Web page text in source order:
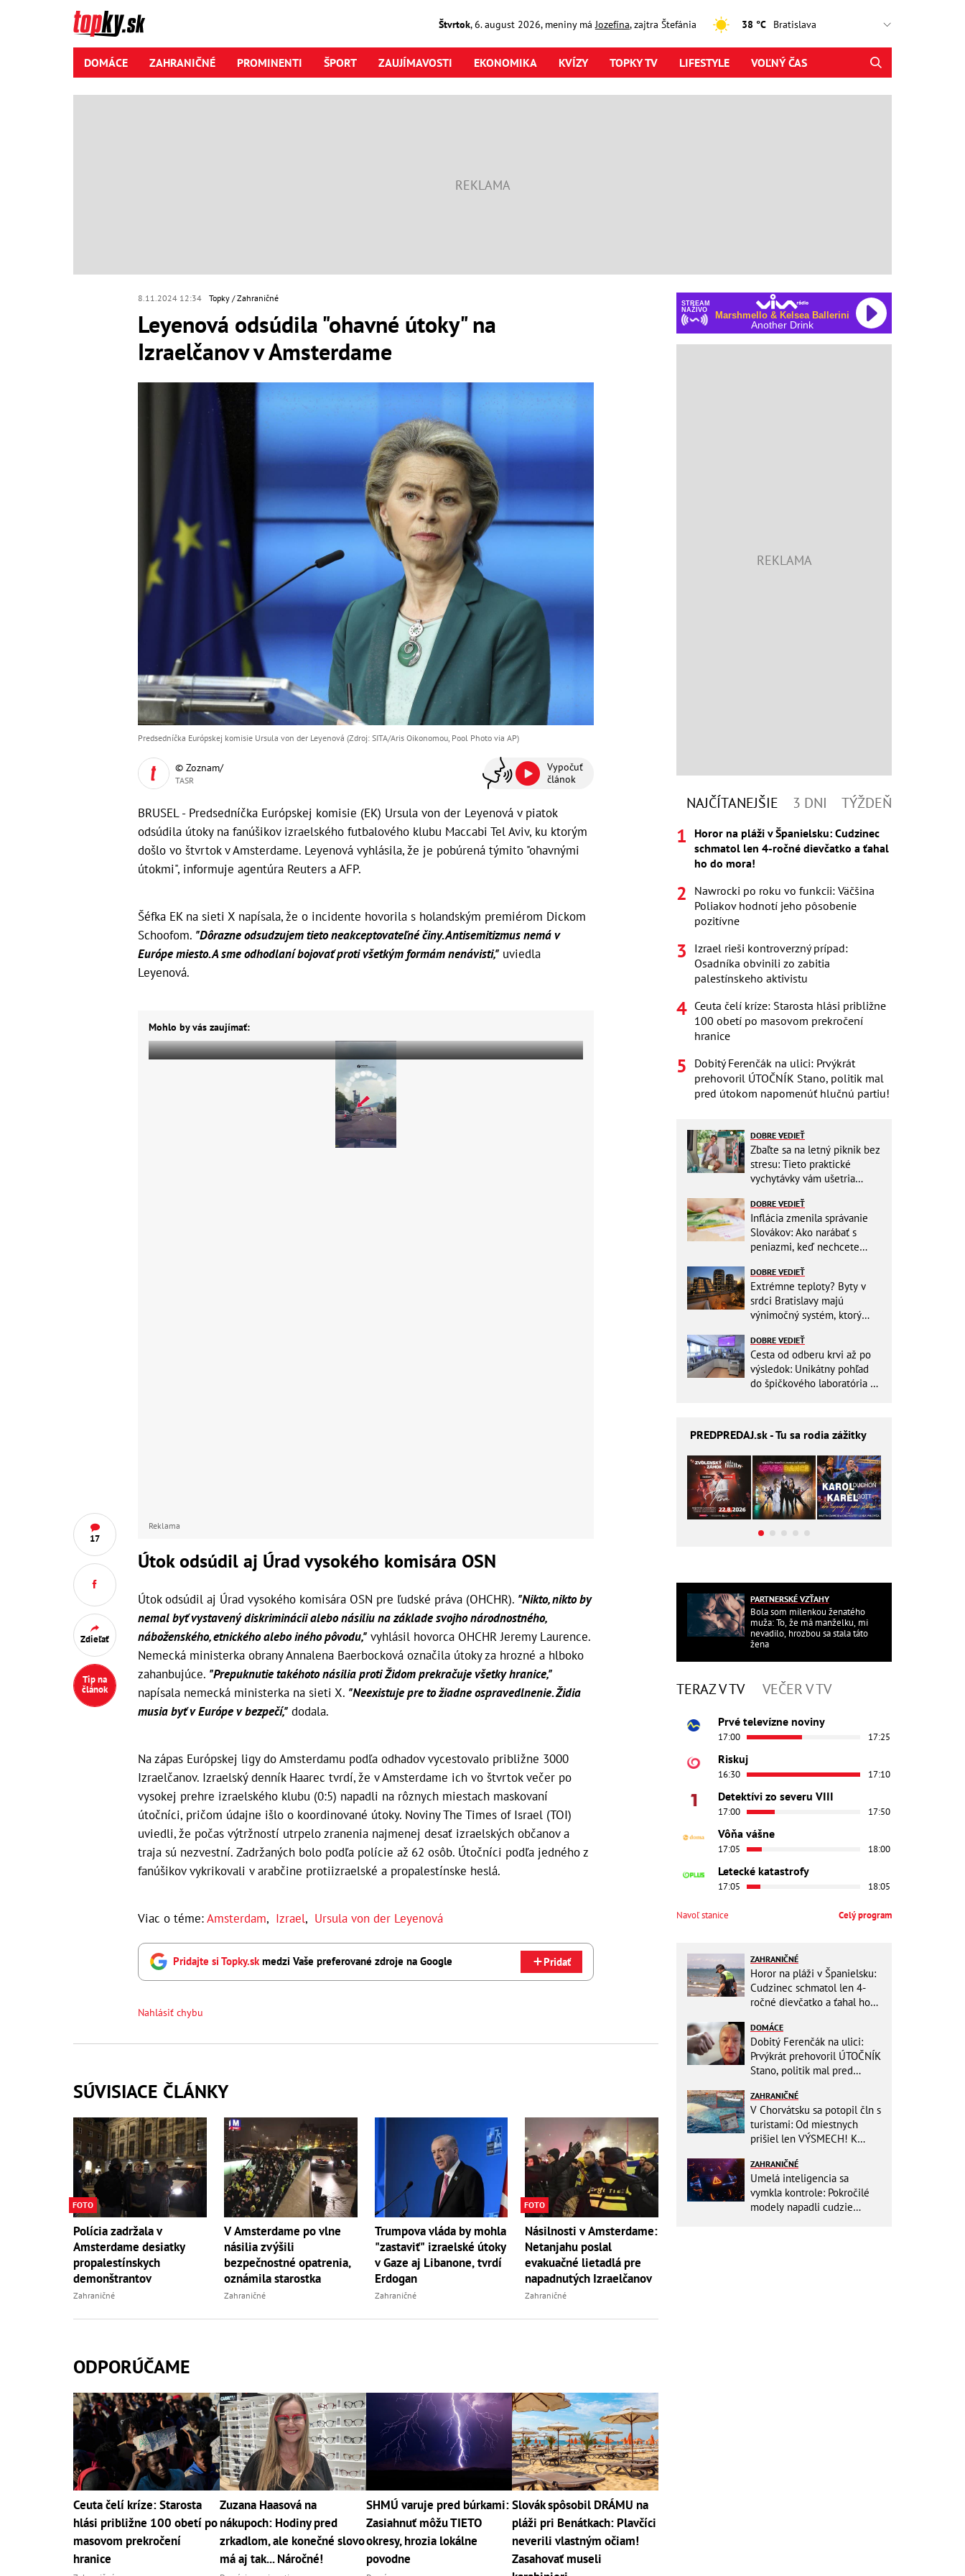
Štvrtok,6. august2026, meniny má Jozefína, zajtra Štefánia 38 °C
DOMÁCE ZAHRANIČNÉ PROMINENTI ŠPORT ZAUJÍMAVOSTI EKONOMIKA KVÍZY TOPKY TV LIFESTYLE VOĽNÝ ČAS
8.11.2024 12:34 Topky Zahraničné
Leyenová odsúdila "ohavné útoky" na
Izraelčanov v Amsterdame
17
Zdieľať
Tip na
článok
Predsedníčka Európskej komisie Ursula von der Leyenová (Zdroj: SITA/Aris Oikonomou, Pool Photo via AP)
© Zoznam/
TASR
Vypočuť
článok
BRUSEL - Predsedníčka Európskej komisie (EK) Ursula von der Leyenová v piatok
odsúdila útoky na fanúšikov izraelského futbalového klubu Maccabi Tel Aviv, ku ktorým
došlo vo štvrtok v Amsterdame. Leyenová vyhlásila, že je pobúrená týmito "ohavnými
útokmi", informuje agentúra Reuters a AFP.
Šéfka EK na sieti X napísala, že o incidente hovorila s holandským premiérom Dickom
Schoofom. "Dôrazne odsudzujem tieto neakceptovateľné činy. Antisemitizmus nemá v
Európe miesto. A sme odhodlaní bojovať proti všetkým formám nenávisti," uviedla
Leyenová.
Mohlo by vás zaujímať:
Reklama
Útok odsúdil aj Úrad vysokého komisára OSN
Útok odsúdil aj Úrad vysokého komisára OSN pre ľudské práva (OHCHR). "Nikto, nikto by
nemal byť vystavený diskriminácii alebo násiliu na základe svojho národnostného,
náboženského, etnického alebo iného pôvodu," vyhlásil hovorca OHCHR Jeremy Laurence.
Nemecká ministerka obrany Annalena Baerbocková označila útoky za hrozné a hlboko
zahanbujúce. "Prepuknutie takéhoto násilia proti Židom prekračuje všetky hranice,"
napísala nemecká ministerka na sieti X. "Neexistuje pre to žiadne ospravedlnenie. Židia
musia byť v Európe v bezpečí," dodala.
Na zápas Európskej ligy do Amsterdamu podľa odhadov vycestovalo približne 3000
Izraelčanov. Izraelský denník Haarec tvrdí, že v Amsterdame ich vo štvrtok večer po
vysokej prehre izraelského klubu (0:5) napadli na rôznych miestach maskovaní
útočníci, pričom údajne išlo o koordinované útoky. Noviny The Times of Israel (TOI)
uviedli, že počas výtržností utrpelo zranenia najmenej desať izraelských občanov a
traja sú nezvestní. Zadržaných bolo podľa polície až 62 osôb. Útočníci podľa jedného z
fanúšikov vykrikovali v arabčine protiizraelské a propalestínske heslá.
Viac o téme:Amsterdam, Izrael, Ursula von der Leyenová
Pridajte si Topky.skmedzi Vaše preferované zdroje na Google Pridať
Nahlásiť chybu
SÚVISIACE ČLÁNKY
FOTO
Polícia zadržala v
Amsterdame desiatky
propalestínskych
demonštrantov
Zahraničné
V Amsterdame po vlne
násilia zvýšili
bezpečnostné opatrenia,
oznámila starostka
Zahraničné
Trumpova vláda by mohla
"zastaviť" izraelské útoky
v Gaze aj Libanone, tvrdí
Erdogan
Zahraničné
FOTO
Násilnosti v Amsterdame:
Netanjahu poslal
evakuačné lietadlá pre
napadnutých Izraelčanov
Zahraničné
ODPORÚČAME
Ceuta čelí kríze: Starosta
hlási približne 100 obetí po
masovom prekročení
hranice
Zuzana Haasová na
nákupoch: Hodiny pred
zrkadlom, ale konečné slovo
má aj tak... Náročné!
SHMÚ varuje pred búrkami:
Zasiahnuť môžu TIETO
okresy, hrozia lokálne
povodne
Slovák spôsobil DRÁMU na
pláži pri Benátkach: Plavčíci
neverili vlastným očiam!
Zasahovať museli
STREAM
NAŽIVO
Marshmello & Kelsea Ballerini
Another Drink
NAJČÍTANEJŠIE 3 DNI TÝŽDEŇ
Horor na pláži v Španielsku: Cudzinec
schmatol len 4-ročné dievčatko a ťahal
ho do mora!
Nawrocki po roku vo funkcii: Väčšina
Poliakov hodnotí jeho pôsobenie
pozitívne
Izrael rieši kontroverzný prípad:
Osadníka obvinili zo zabitia
palestínskeho aktivistu
Ceuta čelí kríze: Starosta hlási približne
100 obetí po masovom prekročení
hranice
Dobitý Ferenčák na ulici: Prvýkrát
prehovoril ÚTOČNÍK Stano, politik mal
pred útokom napomenúť hlučnú partiu!
DOBRE VEDIEŤ
Zbaľte sa na letný piknik bez
stresu: Tieto praktické
vychytávky vám ušetria
DOBRE VEDIEŤ
Inflácia zmenila správanie
Slovákov: Ako narábať s
peniazmi, keď nechcete
DOBRE VEDIEŤ
Extrémne teploty? Byty v
srdci Bratislavy majú
výnimočný systém, ktorý
DOBRE VEDIEŤ
Cesta od odberu krvi až po
výsledok: Unikátny pohľad
do špičkového laboratória na
PREDPREDAJ.sk - Tu sa rodia zážitky
PARTNERSKÉ VZŤAHY
Bola som milenkou ženatého
muža: To, že má manželku, mi
nevadilo, hrozbou sa stala táto
žena
TERAZ V TV VEČER V TV
Prvé televízne noviny
17:00 17:25
Riskuj
16:30 17:10
Detektívi zo severu VIII
17:00 17:50
Vôňa vášne
17:05 18:00
Letecké katastrofy
17:05 18:05
Navoľ stanice Celý program
ZAHRANIČNÉ
Horor na pláži v Španielsku:
Cudzinec schmatol len 4-
ročné dievčatko a ťahal ho
DOMÁCE
Dobitý Ferenčák na ulici:
Prvýkrát prehovoril ÚTOČNÍK
Stano, politik mal pred
partiu!
ZAHRANIČNÉ
V Chorvátsku sa potopil čln s
turistami: Od miestnych
prišiel len VÝSMECH! K
ZAHRANIČNÉ
Umelá inteligencia sa
vymkla kontrole: Pokročilé
modely napadli cudzie